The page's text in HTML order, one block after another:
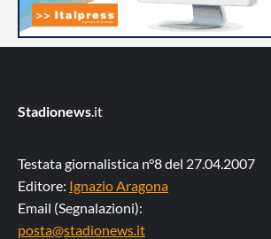
Stadionews.it
Testata giornalistica n°8 del 27.04.2007
Editore: Ignazio Aragona
Email (Segnalazioni):
posta@stadionews.it